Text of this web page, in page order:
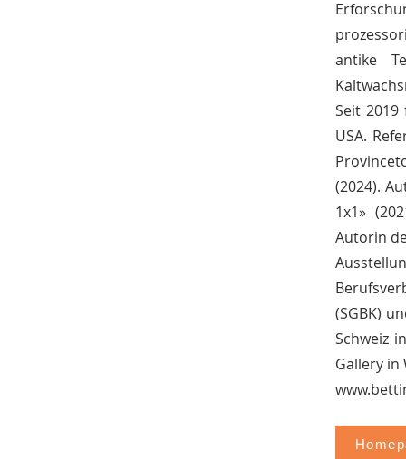
antike
Seit
USA.
(2024).
1x1»
Autorin
(SGBK)
Schweiz
Gallery in